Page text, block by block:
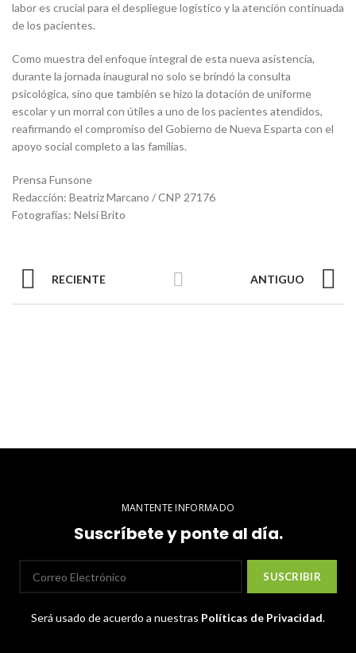
labor es crucial para el despliegue logístico y la atención continuada
de los pacientes.
Como muestra del enfoque integral de esta nueva asistencia,
durante la jornada inaugural no solo se brindó la consulta
psicológica, sino que también se hizo la dotación de uniforme
escolar y un morral con útiles a uno de los pacientes atendidos,
reafirmando el compromiso del Gobierno de Nueva Esparta con el
apoyo social completo a las familias.
Prensa Funsone
Redacción: Beatriz Marcano / CNP 27176
Fotografías: Nelsi Brito
RECIENTE ANTIGUO
MANTENTE INFORMADO
Suscríbete y ponte al día.
Será usado de acuerdo a nuestras Políticas de Privacidad.